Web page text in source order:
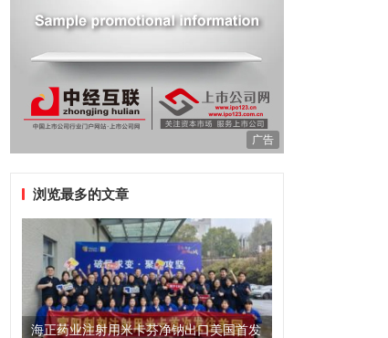
广告
浏览最多的文章
海正药业注射用米卡芬净钠出口美国首发